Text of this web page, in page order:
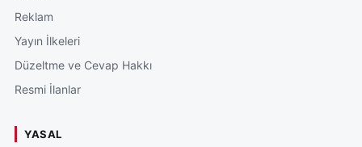
Reklam
Yayın İlkeleri
Düzeltme ve Cevap Hakkı
Resmi İlanlar
YASAL